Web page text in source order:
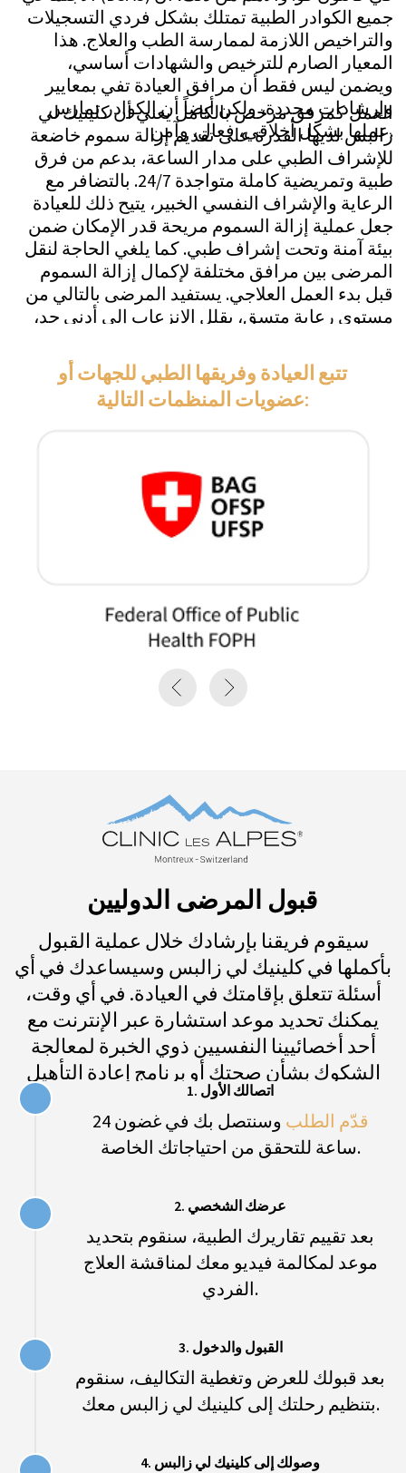
1. اتصالك الأول
قدّم الطلب
وسنتصل بك في غضون 24
ساعة للتحقق من احتياجاتك الخاصة.
2. عرضك الشخصي
بعد تقييم تقاريرك الطبية، سنقوم بتحديد
موعد لمكالمة فيديو معك لمناقشة العلاج
الفردي.
3. القبول والدخول
بعد قبولك للعرض وتغطية التكاليف، سنقوم
بتنظيم رحلتك إلى كلينيك لي زالبس معك.
4. وصولك إلى كلينيك لي زالبس
دقيقة)
يفريقنا هنا لدعمك في كل خطوة على
الطريق. يبدأ طريقك نحو صحة وعافية متجددة
بمكالمة أو نقرة واحدة فقط. اكتشف الرعاية
الاستثنائية والخبرة الراقية التي تجعل Clinic
Les Alpes فريدة حقًا.
تواصل معنا عبر واتساب على الرقم +41 76
266 1457 أو اترك طلبًا:
طلب مكالمة
مراسلة عبر واتساب
مريض ومدته 28 يوماً، بالإضافة إلى خدمات
الضيافة (بما في ذلك إزالة السموم كاملة
سويسري في الأسبوع (سعر مباشر، بدون
شقة بنتهاوس خاصة وأجنحة فاخرة – السعر
اسأل سؤالاً حول غرف النوم
تم تصميم كل غرفة من غرف النوم الـ 27 الخاصة
والمريحة للغاية بعناية لجعل مرضانا يشعرون وكأنهم
جميع غرف النوم تتمتع بإطلالات رائعة وغير منقطعة
على الجبال والمروج والغابات والبحيرة. وهي
مفروشة أيضاً بأثاث عتيق وأرقى أنواع الكتان، مع
لمسة وتصميم فريدين لكل غرفة، بالإضافة إلى
إن السرية والنهج المتعاطف لموظفينا يضمنان أن
المرضى لن يشعروا بأنهم "في مستشفى"، بل
سيشعرون بأنهم يحظون برعاية جيدة وفي أيدٍ أمينة.
سيكون لجميع المرضى غرفتهم الخاصة طوال مدة
استشارات طبية مهنية توفر العلاج